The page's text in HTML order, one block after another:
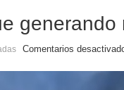
generando
Comentarios